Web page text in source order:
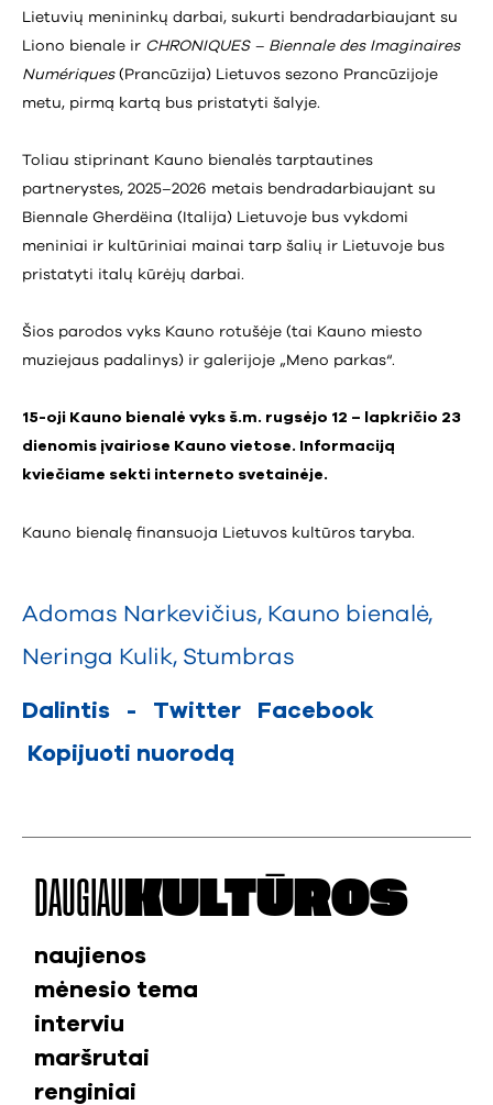
Lietuvių menininkų darbai, sukurti bendradarbiaujant su
Liono bienale ir CHRONIQUES – Biennale des Imaginaires
Numériques(Prancūzija) Lietuvos sezono Prancūzijoje
metu, pirmą kartą bus pristatyti šalyje.
Toliau stiprinant Kauno bienalės tarptautines
partnerystes, 2025–2026 metais bendradarbiaujant su
Biennale Gherdëina (Italija) Lietuvoje bus vykdomi
meniniai ir kultūriniai mainai tarp šalių ir Lietuvoje bus
pristatyti italų kūrėjų darbai.
Šios parodos vyks Kauno rotušėje (tai Kauno miesto
muziejaus padalinys) ir galerijoje „Meno parkas“.
15-oji Kauno bienalė vyks š.m. rugsėjo 12 – lapkričio 23
dienomis įvairiose Kauno vietose. Informaciją
kviečiame sekti interneto svetainėje.
Kauno bienalę finansuoja Lietuvos kultūros taryba.
Adomas Narkevičius, Kauno bienalė,
Neringa Kulik, Stumbras
Dalintis - Twitter
Facebook
Kopijuoti nuorodą
DAUGIAU KULTŪROS
naujienos
mėnesio tema
interviu
maršrutai
renginiai